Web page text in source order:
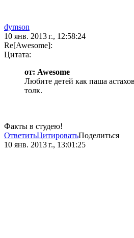
dymson
10 янв. 2013 г., 12:58:24
Re[Awesome]:
Цитата:
от: Awesome
Любите детей как паша
толк.
Факты в студею!
ОтветитьЦитироватьПоделиться
10 янв. 2013 г., 13:01:25